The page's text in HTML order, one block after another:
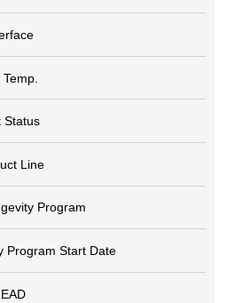
Status
Line
Program
Program Start Date